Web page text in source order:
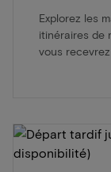
Explorez les
itinéraires de
vous